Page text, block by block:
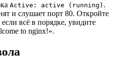
Active: active (running) .
и слушает порт 80. Откройте
если всё в порядке, увидите
to nginx!».